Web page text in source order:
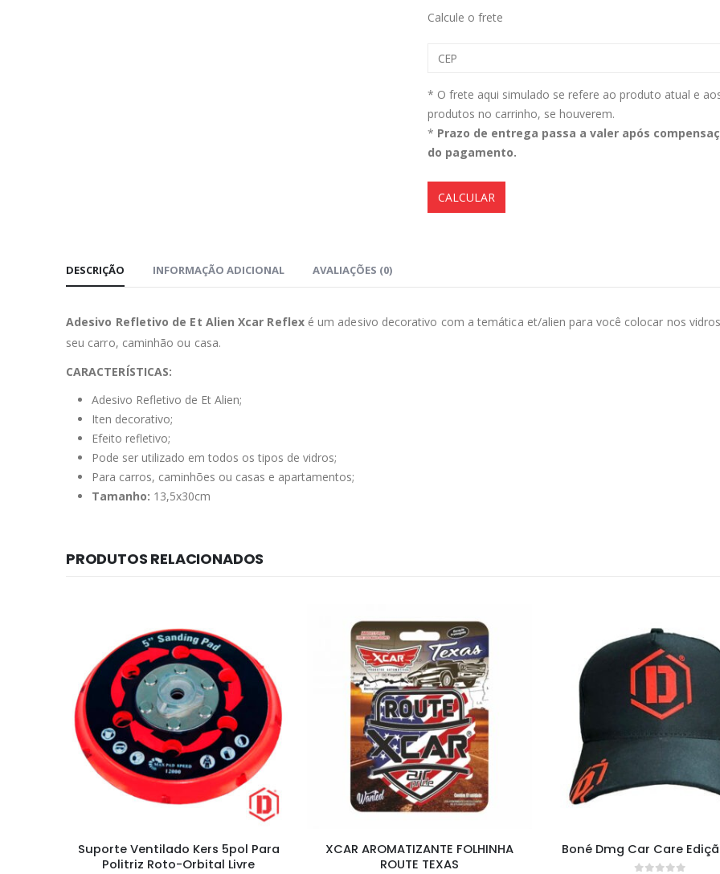
Calcule o frete
* O frete aqui simulado se refere ao produto atual e
produtos no carrinho, se houverem.
* Prazo de entrega passa a valer após
do pagamento.
CALCULAR
DESCRIÇÃO INFORMAÇÃO ADICIONAL AVALIAÇÕES (0)
Adesivo Refletivo de Et Alien Xcar Reflexé um adesivo decorativo com a temática et/alien para você colocar nos
seu carro, caminhão ou casa.
CARACTERÍSTICAS:
Adesivo Refletivo de Et Alien;
Iten decorativo;
Efeito refletivo;
Pode ser utilizado em todos os tipos de vidros;
Para carros, caminhões ou casas e apartamentos;
Tamanho: 13,5x30cm
out of 5
R$29,99
Selador Cerâmico Sonax Xtreme Ceramic Spray + Seal (750ml)
out of 5
R$ 0out of 5
234,99
PRODUTOS RELACIONADOS
XCAR AROMATIZANTE FOLHINHA
ROUTE TEXAS
Boné Dmg Car Care Edição 2025
Pistola de Ar Curta
Tools (1und)